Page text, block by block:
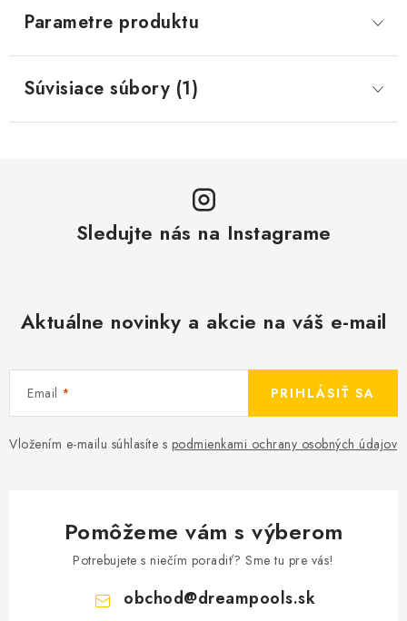
Parametre produktu
Súvisiace súbory (1)
Sledujte nás na Instagrame
Aktuálne novinky a akcie na váš e-mail
Email
Vložením e-mailu súhlasíte s podmienkami ochrany osobných údajov
PRIHLÁSIŤ SA
Pomôžeme vám s výberom
Potrebujete s niečím poradiť? Sme tu pre vás!
obchod@dreampools.sk